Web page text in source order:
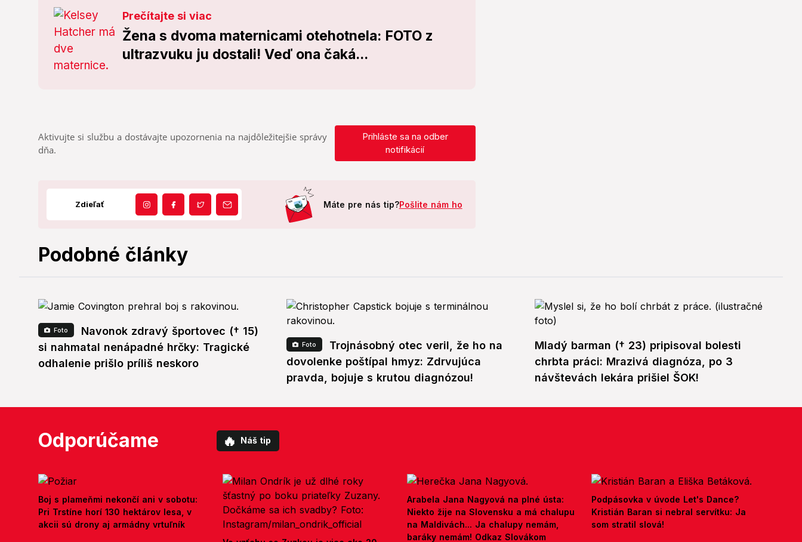
Prečítajte si viac
Žena s dvoma maternicami otehotnela: FOTO z
ultrazvuku ju dostali! Veď ona čaká...
Aktivujte si službu a dostávajte upozornenia na najdôležitejšie správy
dňa.
Prihláste sa na odber
notifikácií
Zdieľať Máte pre nás tip?Pošlite nám ho
Podobné články
Foto
Navonok zdravý športovec († 15)
si nahmatal nenápadné hrčky: Tragické
odhalenie prišlo príliš neskoro
Foto
Trojnásobný otec veril, že ho na
dovolenke poštípal hmyz: Zdrvujúca
pravda, bojuje s krutou diagnózou!
Mladý barman († 23) pripisoval bolesti
chrbta práci: Mrazivá diagnóza, po 3
návštevách lekára prišiel ŠOK!
Odporúčame 🔥 Náš tip
Boj s plameňmi nekončí ani v sobotu:
Pri Trstíne horí 130 hektárov lesa, v
akcii sú drony aj armádny vrtuľník
Arabela Jana Nagyová na plné ústa:
Niekto žije na Slovensku a má chalupu
na Maldivách... Ja chalupy nemám,
baráky nemám! Odkaz Slovákom
Podpásovka v úvode Let's Dance?
Kristián Baran si nebral servítku: Ja
som stratil slová!